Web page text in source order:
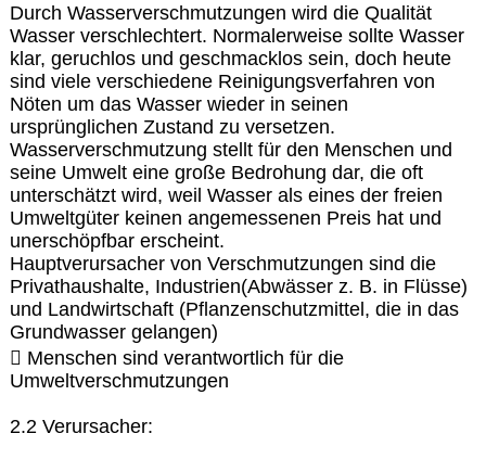
Durch Wasserverschmutzungen wird die Qualität
Wasser verschlechtert. Normalerweise sollte Wasser
klar, geruchlos und geschmacklos sein, doch heute
sind viele verschiedene Reinigungsverfahren von
Nöten um das Wasser wieder in seinen
ursprünglichen Zustand zu versetzen.
Wasserverschmutzung stellt für den Menschen und
seine Umwelt eine große Bedrohung dar, die oft
unterschätzt wird, weil Wasser als eines der freien
Umweltgüter keinen angemessenen Preis hat und
unerschöpfbar erscheint.
Hauptverursacher von Verschmutzungen sind die
Privathaushalte, Industrien(Abwässer z. B. in Flüsse)
und Landwirtschaft (Pflanzenschutzmittel, die in das
Grundwasser gelangen)
 Menschen sind verantwortlich für die
Umweltverschmutzungen
2.2 Verursacher: